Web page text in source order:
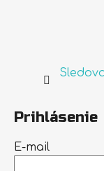
Prihlásenie
E-mail